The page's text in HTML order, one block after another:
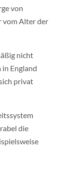
von
vom Alter der
nicht
England
privat
die